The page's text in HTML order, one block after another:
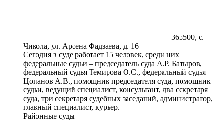
363500, с.
Чикола, ул. Арсена Фадзаева, д. 16
Сегодня в суде работает 15 человек, среди них
федеральные судьи – председатель суда А.Р. Батыров,
федеральный судья Темирова О.С., федеральный судья
Цопанов А.В., помощник председателя суда, помощник
судьи, ведущий специалист, консультант, два секретаря
суда, три секретаря судебных заседаний, администратор,
главный специалист, курьер.
Районные суды